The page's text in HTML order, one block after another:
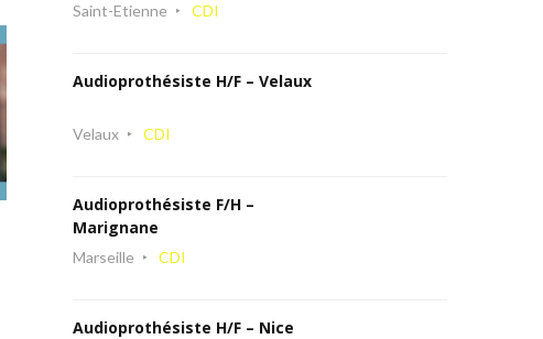
Saint-Etienne CDI
Audioprothésiste H/F – Velaux
Velaux CDI
Audioprothésiste F/H –
Marignane
Marseille CDI
Audioprothésiste H/F – Nice